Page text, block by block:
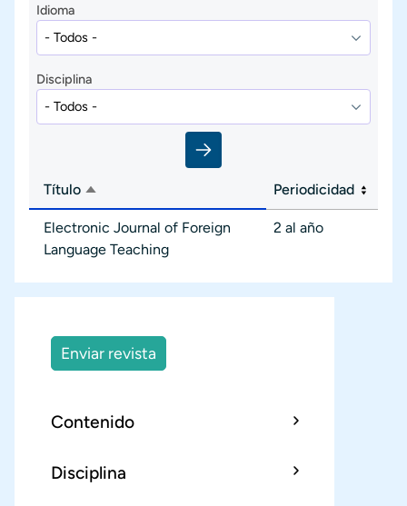
Idioma
Disciplina
Título Ordenar descendente Periodicidad
Electronic Journal of Foreign
Language Teaching
2 al año
Enviar revista
Contenido
Disciplina